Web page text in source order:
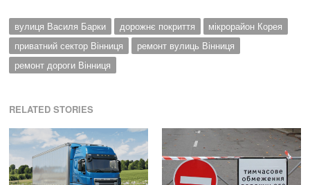
вулиця Василя Барки дорожнє покриття
мікрорайон Корея
приватний сектор Вінниця
ремонт вулиць Вінниця
ремонт дороги Вінниця
RELATED STORIES